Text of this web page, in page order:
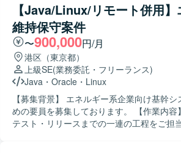
【Java/Linux/リモート併用
維持保守案件
〜900,000円/月
港区（東京都）
上級SE(業務委託・フリーランス)
Java ・ Oracle ・ Linux
【募集背景】 エネルギー系企業向け基幹
めの要員を募集しております。 【作業内容】 基幹システムに関する要件定義から設計・開発・
テスト・リリースまでの一連の工程をご